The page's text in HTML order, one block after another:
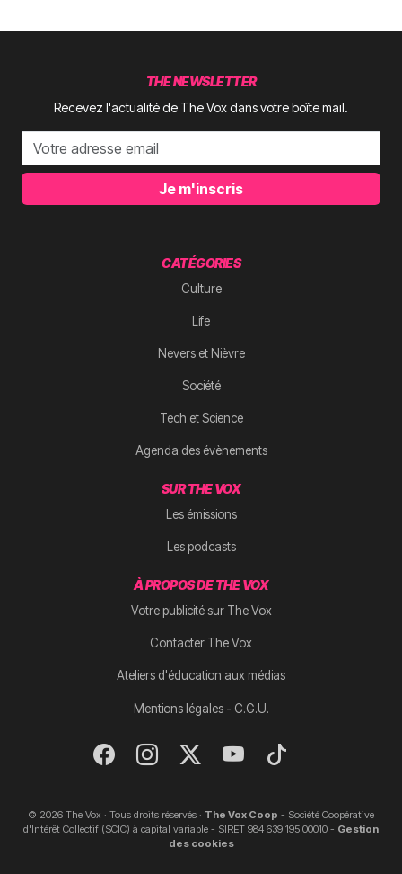
THE NEWSLETTER
Recevez l'actualité de The Vox dans votre boîte mail.
Je m'inscris
CATÉGORIES
Culture
Life
Nevers et Nièvre
Société
Tech et Science
Agenda des évènements
SUR THE VOX
Les émissions
Les podcasts
À PROPOS DE THE VOX
Votre publicité sur The Vox
Contacter The Vox
Ateliers d'éducation aux médias
Mentions légales- C.G.U.
© 2026 The Vox · Tous droits réservés · The Vox Coop - Société Coopérative
d'Intérêt Collectif (SCIC) à capital variable - SIRET 984 639 195 00010 - Gestion
des cookies